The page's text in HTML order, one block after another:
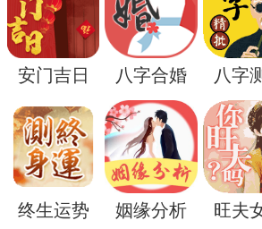
另一种解释是，梦见老人捞
服困难，需要有更多的智慧
活中的挑战。老人代表着智
着困难或者问题，所以梦境
心对于困境的焦虑和思考。
当然，梦境的解释因人而异
会有不同的理解。在做梦的
安门吉日 八字合婚 八字
终生运势 姻缘分析 旺夫